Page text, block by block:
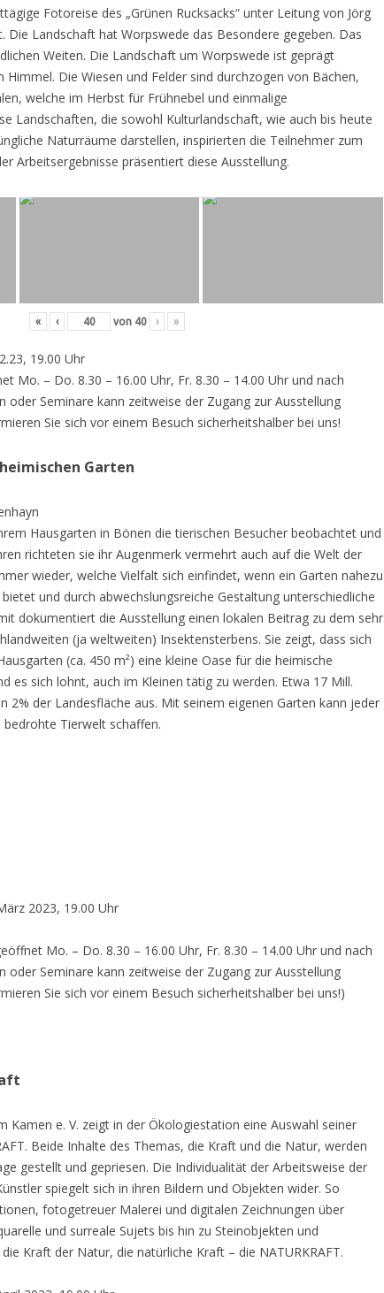
Fotoreise des „Grünen Rucksacks“ unter Leitung von Jörg
Die Landschaft hat Worpswede das Besondere gegeben. Das
Weiten. Die Landschaft um Worpswede ist geprägt
Die Wiesen und Felder sind durchzogen von Bächen,
welche im Herbst für Frühnebel und einmalige
Landschaften, die sowohl Kulturlandschaft, wie auch bis heute
Naturräume darstellen, inspirierten die Teilnehmer zum
Arbeitsergebnisse präsentiert diese Ausstellung.
« ‹ von 40 › »
19.00 Uhr
Mo. – Do. 8.30 – 16.00 Uhr, Fr. 8.30 – 14.00 Uhr und nach
oder Seminare kann zeitweise der Zugang zur Ausstellung
Sie sich vor einem Besuch sicherheitshalber bei uns!
Garten
Hausgarten in Bönen die tierischen Besucher beobachtet und
richteten sie ihr Augenmerk vermehrt auch auf die Welt der
wieder, welche Vielfalt sich einfindet, wenn ein Garten nahezu
und durch abwechslungsreiche Gestaltung unterschiedliche
dokumentiert die Ausstellung einen lokalen Beitrag zu dem sehr
(ja weltweiten) Insektensterbens. Sie zeigt, dass sich
(ca. 450 m²) eine kleine Oase für die heimische
es sich lohnt, auch im Kleinen tätig zu werden. Etwa 17 Mill.
2% der Landesfläche aus. Mit seinem eigenen Garten kann jeder
Tierwelt schaffen.
2023, 19.00 Uhr
Mo. – Do. 8.30 – 16.00 Uhr, Fr. 8.30 – 14.00 Uhr und nach
oder Seminare kann zeitweise der Zugang zur Ausstellung
Sie sich vor einem Besuch sicherheitshalber bei uns!)
Kamen e. V. zeigt in der Ökologiestation eine Auswahl seiner
Beide Inhalte des Themas, die Kraft und die Natur, werden
gestellt und gepriesen. Die Individualität der Arbeitsweise der
spiegelt sich in ihren Bildern und Objekten wider. So
fotogetreuer Malerei und digitalen Zeichnungen über
und surreale Sujets bis hin zu Steinobjekten und
Kraft der Natur, die natürliche Kraft – die NATURKRAFT.